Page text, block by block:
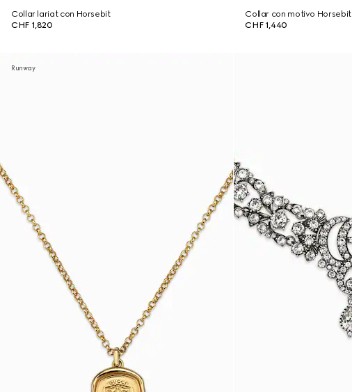
Collar lariat con Horsebit
CHF 1,820
Collar con motivo Horsebit
CHF 1,440
Runway